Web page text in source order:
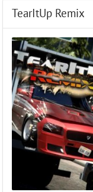
TearItUp Remix